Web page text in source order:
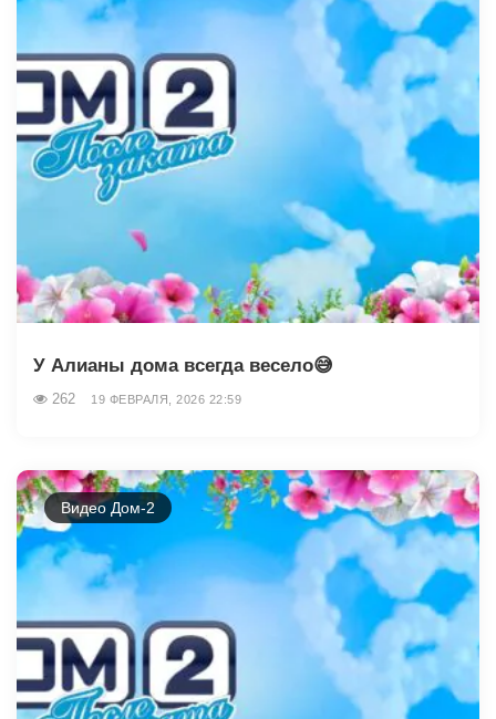
У Алианы дома всегда весело😅
262 19 ФЕВРАЛЯ, 2026 22:59
Видео Дом-2